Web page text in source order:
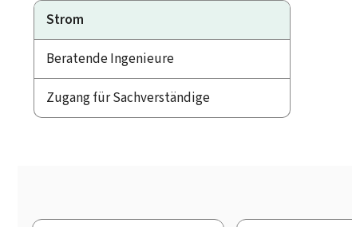
Strom
Beratende Ingenieure
Zugang für Sachverständige